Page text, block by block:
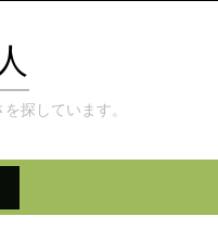
探しています。